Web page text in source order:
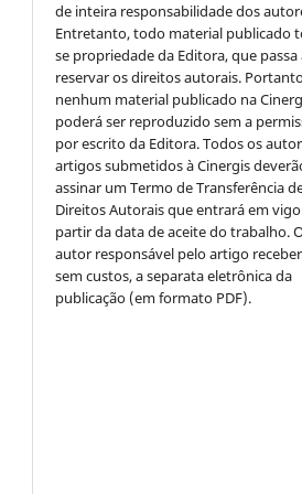
de inteira responsabilidade dos
Entretanto, todo material publicado
se propriedade da Editora, que passa
reservar os direitos autorais.
nenhum material publicado na
poderá ser reproduzido sem a
por escrito da Editora. Todos os
artigos submetidos à Cinergis
assinar um Termo de Transferência
Direitos Autorais que entrará em
partir da data de aceite do trabalho.
autor responsável pelo artigo
sem custos, a separata eletrônica da
publicação (em formato PDF).